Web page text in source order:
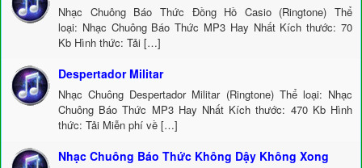
Nhạc Chuông Báo Thức Đồng Hồ Casio (Ringtone) Thể
loại: Nhạc Chuông Báo Thức MP3 Hay Nhất Kích thước: 70
Kb Hình thức: Tải […]
Despertador Militar
Nhạc Chuông Despertador Militar (Ringtone) Thể loại: Nhạc
Chuông Báo Thức MP3 Hay Nhất Kích thước: 470 Kb Hình
thức: Tải Miễn phí về […]
Nhạc Chuông Báo Thức Không Dậy Không Xong